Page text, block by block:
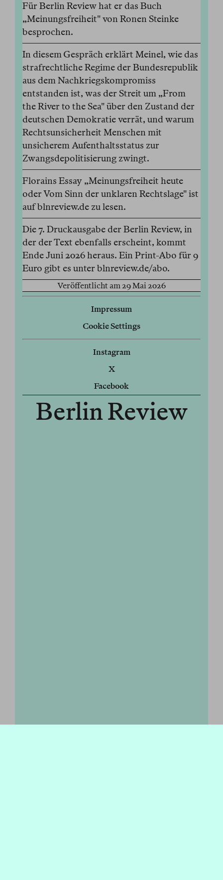
Für Berlin Review hat er das Buch
„Meinungsfreiheit" von Ronen Steinke
besprochen.
In diesem Gespräch erklärt Meinel, wie das
strafrechtliche Regime der Bundesrepublik
aus dem Nachkriegskompromiss
entstanden ist, was der Streit um „From
the River to the Sea" über den Zustand der
deutschen Demokratie verrät, und warum
Rechtsunsicherheit Menschen mit
unsicherem Aufenthaltsstatus zur
Zwangsdepolitisierung zwingt.
Florains Essay „Meinungsfreiheit heute
oder Vom Sinn der unklaren Rechtslage" ist
auf blnreview.de zu lesen.
Die 7. Druckausgabe der Berlin Review, in
der der Text ebenfalls erscheint, kommt
Ende Juni 2026 heraus. Ein Print-Abo für 9
Euro gibt es unter blnreview.de/abo.
Veröffentlicht am 29 Mai 2026
Impressum
Cookie Settings
Instagram
X
Facebook
Berlin Review